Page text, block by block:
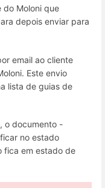
do Moloni que
depois enviar para
email ao cliente
Este envio
lista de guias de
o documento -
no estado
fica em estado de